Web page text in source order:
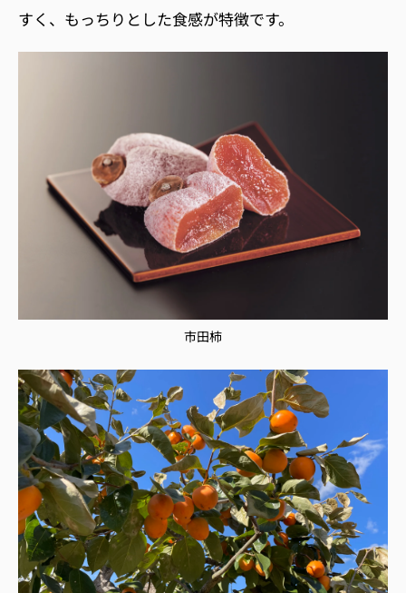
すく、もっちりとした食感が特徴です。
市田柿